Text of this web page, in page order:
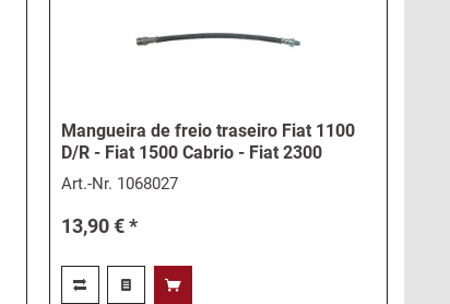
Mangueira de freio traseiro Fiat 1100
D/R - Fiat 1500 Cabrio - Fiat 2300
Art.-Nr. 1068027
13,90 € *